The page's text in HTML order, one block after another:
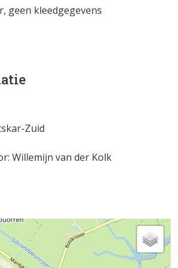
geen kleedgegevens
Zuid
Willemijn van der Kolk